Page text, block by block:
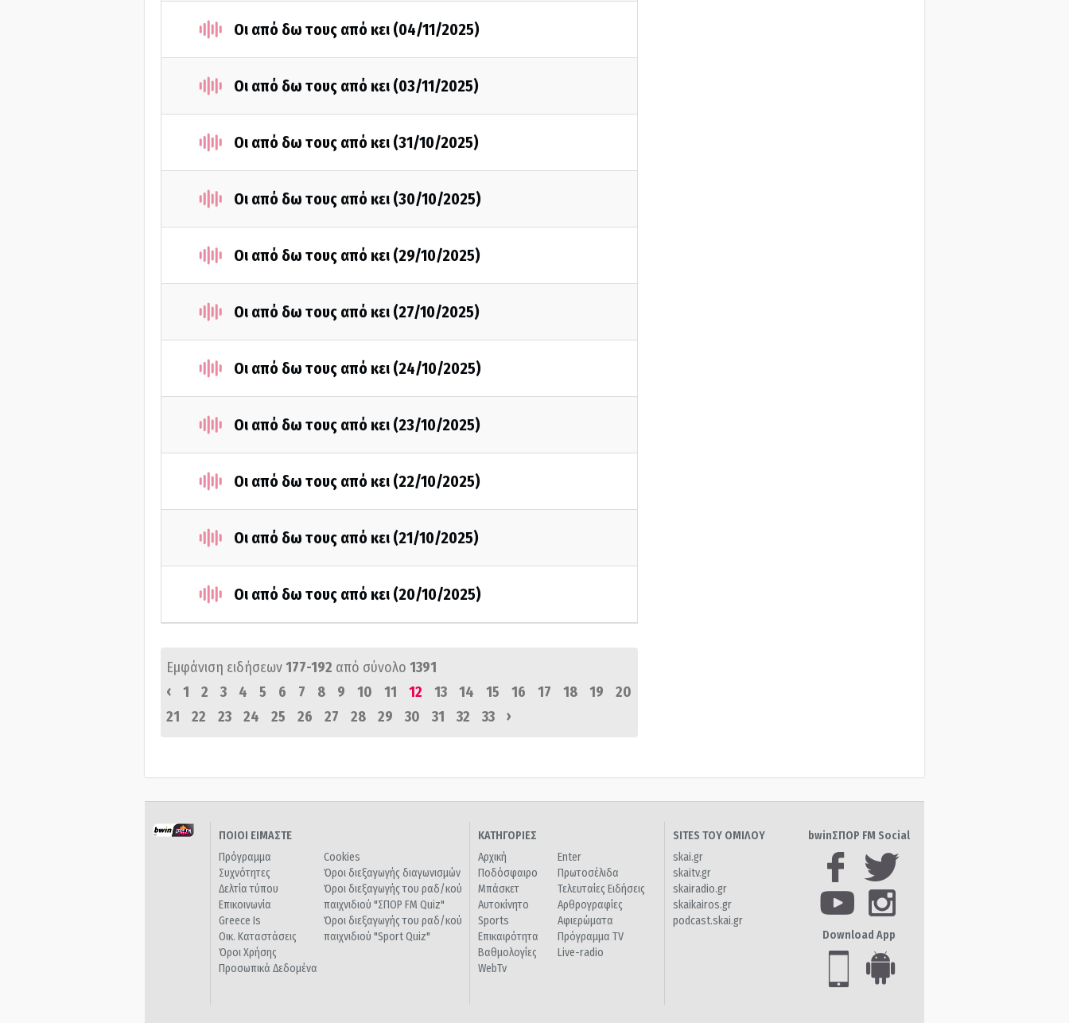
Οι από δω τους από κει (04/11/2025)
Οι από δω τους από κει (03/11/2025)
Οι από δω τους από κει (31/10/2025)
Οι από δω τους από κει (30/10/2025)
Οι από δω τους από κει (29/10/2025)
Οι από δω τους από κει (27/10/2025)
Οι από δω τους από κει (24/10/2025)
Οι από δω τους από κει (23/10/2025)
Οι από δω τους από κει (22/10/2025)
Οι από δω τους από κει (21/10/2025)
Οι από δω τους από κει (20/10/2025)
Εμφάνιση ειδήσεων177-192 από σύνολο 1391
‹
1 2 3 4 5 6 7 8 9 10 11 12 13 14 15 16 17 18 19
20
21
22 23 24 25 26 27 28 29 30 31 32 33 ›
ΠΟΙΟΙ ΕΙΜΑΣΤΕ
Πρόγραμμα
Συχνότητες
Δελτία τύπου
Επικοινωνία
Greece Is
Οικ. Καταστάσεις
Όροι Χρήσης
Προσωπικά Δεδομένα
Cookies
Όροι διεξαγωγής διαγωνισμών
Όροι διεξαγωγής του ραδ/κού
παιχνιδιού "ΣΠΟΡ FM Quiz"
Όροι διεξαγωγής του ραδ/κού
παιχνιδιού "Sport Quiz"
ΚΑΤΗΓΟΡΙΕΣ
Αρχική
Ποδόσφαιρο
Μπάσκετ
Αυτοκίνητο
Sports
Επικαιρότητα
Βαθμολογίες
WebTv
Enter
Πρωτοσέλιδα
Τελευταίες Ειδήσεις
Αρθρογραφίες
Αφιερώματα
Πρόγραμμα TV
Live-radio
SITES ΤΟΥ ΟΜΙΛΟΥ
skai.gr
skaitv.gr
skairadio.gr
skaikairos.gr
podcast.skai.gr
bwinΣΠΟΡ FM Social
Download App